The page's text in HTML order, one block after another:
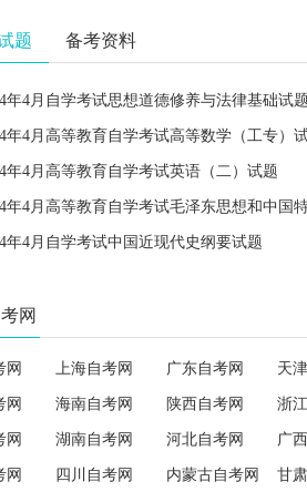
题 备考资料
年4月自学考试思想道德修养与法律基础试题
年4月高等教育自学考试高等数学（工专）
年4月高等教育自学考试英语（二）试题
年4月自学考试中国近现代史纲要试题
网
网 上海自考网 广东自考网 天
网 海南自考网 陕西自考网 浙
网 湖南自考网 河北自考网 广
网 四川自考网 内蒙古自考网 甘